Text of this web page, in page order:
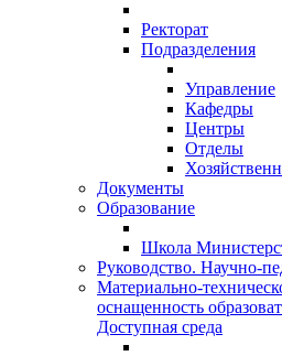
Ректорат
Подразделения
Управление
Кафедры
Центры
Отделы
Документы
Образование
Школа
Руководство. Научно-
Материально-
оснащенность
Доступная среда